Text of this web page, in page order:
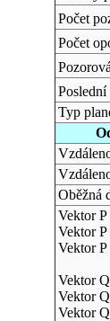
Počet
Počet
Typ
Oběžná
Vektor
Vektor
Vektor
Vektor
Vektor
Vektor